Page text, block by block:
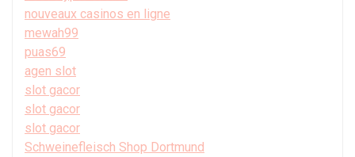
nouveaux casinos en ligne
mewah99
puas69
agen slot
slot gacor
slot gacor
slot gacor
Schweinefleisch Shop Dortmund